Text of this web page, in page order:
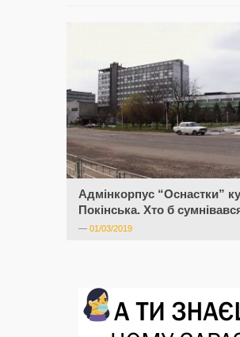
Адмінкорпус “Оснастки”
Покінська. Хто б
— 01/03/2019